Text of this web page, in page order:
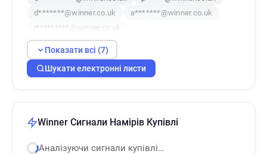
d*******@winner.co.uk
a*******@winner.co.uk
j*********@winner.co.uk
Показати всі (7)
Шукати електронні листи
Winner Сигнали Намірів Купівлі
Аналізуючи сигнали купівлі…